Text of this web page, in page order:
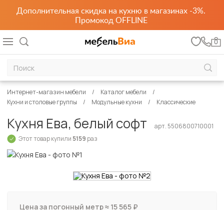
Дополнительная скидка на кухню в магазинах -3%.
Промокод OFFLINE
0
Интернет-магазин мебели
Каталог мебели
Кухни и столовые группы
Модульные кухни Классические
Кухня Ева, белый софт
арт. 5506800710001
Этот товар купили 5159 раз
Цена за погонный метр ≈ 15 565 ₽